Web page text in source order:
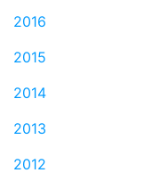
2016
2015
2014
2013
2012